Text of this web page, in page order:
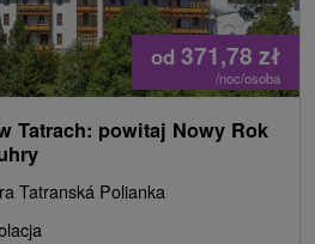
od 371,78 zł
/noc/osoba
Tatrach: powitaj Nowy Rok
Tatranská Polianka